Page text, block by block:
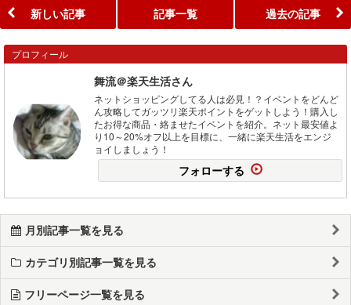
新しい記事 記事一覧 過去の記事
プロフィール
舞流＠楽天生活さん
ネットショッピングしてる人は必見！？イベントをどんど
ん攻略してガッツリ楽天ポイントをゲットしよう！購入し
たお得な商品・絡ませたイベントを紹介。ネット最安値よ
り10～20%オフ以上を目標に、一緒に楽天生活をエンジ
ョイしましょう！
フォローする
月別記事一覧を見る
カテゴリ別記事一覧を見る
フリーページ一覧を見る